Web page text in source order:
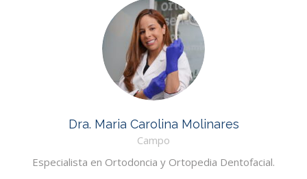
Dra. Maria Carolina Molinares
Campo
Especialista en Ortodoncia y Ortopedia Dentofacial.